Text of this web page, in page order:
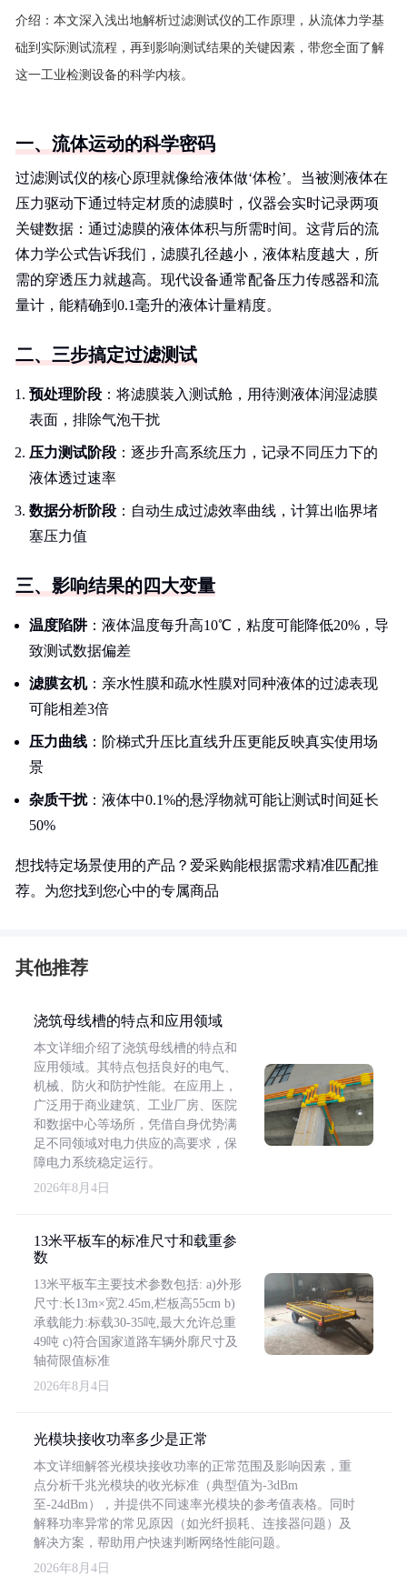
介绍： 本文深入浅出地解析过滤测试仪的工作原理，从流体力学基
础到实际测试流程，再到影响测试结果的关键因素，带您全面了解
这一工业检测设备的科学内核。
一、流体运动的科学密码
过滤测试仪的核心原理就像给液体做‘体检’。当被测液体在
压力驱动下通过特定材质的滤膜时，仪器会实时记录两项
关键数据：通过滤膜的液体体积与所需时间。这背后的流
体力学公式告诉我们，滤膜孔径越小，液体粘度越大，所
需的穿透压力就越高。现代设备通常配备压力传感器和流
量计，能精确到0.1毫升的液体计量精度。
二、三步搞定过滤测试
预处理阶段 ：将滤膜装入测试舱，用待测液体润湿滤膜
表面，排除气泡干扰
压力测试阶段 ：逐步升高系统压力，记录不同压力下的
液体透过速率
数据分析阶段 ：自动生成过滤效率曲线，计算出临界堵
塞压力值
三、影响结果的四大变量
温度陷阱：液体温度每升高10℃，粘度可能降低20%，导
致测试数据偏差
滤膜玄机：亲水性膜和疏水性膜对同种液体的过滤表现
可能相差3倍
压力曲线 ：阶梯式升压比直线升压更能反映真实使用场
景
杂质干扰：液体中0.1%的悬浮物就可能让测试时间延长
50%
想找特定场景使用的产品？爱采购能根据需求精准匹配推
荐。为您找到您心中的专属商品
其他推荐
浇筑母线槽的特点和应用领域
本文详细介绍了浇筑母线槽的特点和
应用领域。其特点包括良好的电气、
机械、防火和防护性能。在应用上，
广泛用于商业建筑、工业厂房、医院
和数据中心等场所，凭借自身优势满
足不同领域对电力供应的高要求，保
障电力系统稳定运行。
2026年8月4日
13米平板车的标准尺寸和载重参
数
13米平板车主要技术参数包括: a)外形
尺寸:长13m×宽2.45m,栏板高55cm b)
承载能力:标载30-35吨,最大允许总重
49吨 c)符合国家道路车辆外廓尺寸及
轴荷限值标准
2026年8月4日
光模块接收功率多少是正常
本文详细解答光模块接收功率的正常范围及影响因素，重
点分析千兆光模块的收光标准（典型值为-3dBm
至-24dBm），并提供不同速率光模块的参考值表格。同时
解释功率异常的常见原因（如光纤损耗、连接器问题）及
解决方案，帮助用户快速判断网络性能问题。
2026年8月4日